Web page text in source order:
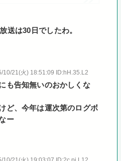
送は30日でしたわ。
10/21(火) 18:51:09 ID:hH.35.L2
も告知無いのおかしくな
ど、今年は運次第のログボ
ー